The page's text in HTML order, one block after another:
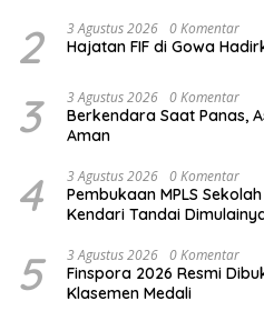
2 3 Agustus 2026 0 Komentar
Hajatan FIF di Gowa
3 3 Agustus 2026 0 Komentar
Berkendara Saat Panas,
Aman
4 3 Agustus 2026 0 Komentar
Pembukaan MPLS
Kendari Tandai
5 3 Agustus 2026 0 Komentar
Finspora 2026 Resmi
Klasemen Medali